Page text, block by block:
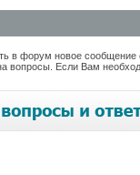
форум новое сообщение
вопросы. Если Вам